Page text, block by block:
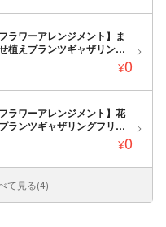
ラワーアレンジメント】ま
植えプランツギャザリング
¥0
ラワーアレンジメント】花
ランツギャザリングフリー
¥0
て見る(4)